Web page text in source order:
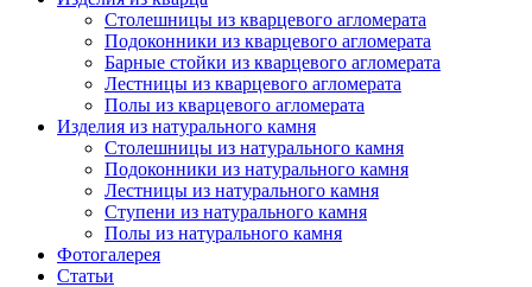
Столешницы из кварцевого агломерата
Подоконники из кварцевого агломерата
Барные стойки из кварцевого агломерата
Лестницы из кварцевого агломерата
Полы из кварцевого агломерата
Изделия из натурального камня
Столешницы из натурального камня
Подоконники из натурального камня
Лестницы из натурального камня
Ступени из натурального камня
Полы из натурального камня
Фотогалерея
Статьи